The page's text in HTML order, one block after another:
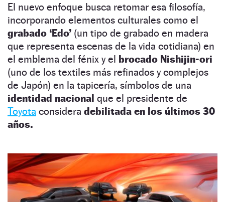
El nuevo enfoque busca retomar esa filosofía,
incorporando elementos culturales como el
grabado ‘Edo’ (un tipo de grabado en madera
que representa escenas de la vida cotidiana) en
el emblema del fénix y el brocado Nishijin-ori
(uno de los textiles más refinados y complejos
de Japón) en la tapicería, símbolos de una
identidad nacional que el presidente de
Toyota considera debilitada en los últimos 30
años.